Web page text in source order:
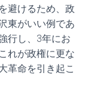
避けるため、政
東がいい例であ
行し、3年にお
れが政権に更な
革命を引き起こ